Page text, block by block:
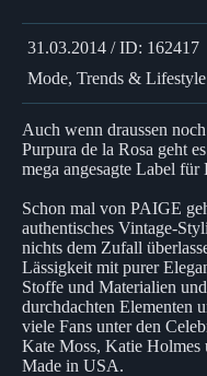
31.03.2014 / ID: 162417
Mode, Trends & Lifestyle
Auch wenn draussen
Purpura de la Rosa geht
mega angesagte Label für
Schon mal von PAIGE
authentisches Vintage-
nichts dem Zufall
Lässigkeit mit purer
Stoffe und Materialien
durchdachten Elementen
viele Fans unter den
Kate Moss, Katie Holmes
Made in USA.